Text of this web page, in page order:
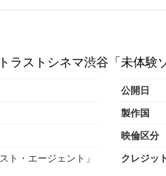
ラストシネマ渋谷「未体験
公開日
製作国
映倫区分
ト・エージェント」
クレジッ